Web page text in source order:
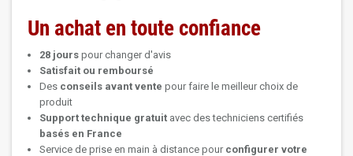
Un achat en toute confiance
28 jours pour changer d'avis
Satisfait ou remboursé
Des conseils avant vente pour faire le meilleur choix de
produit
Support technique gratuit avec des techniciens certifiés
basés en France
Service de prise en main à distance pour configurer votre